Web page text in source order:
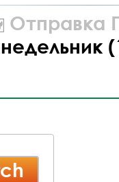
Отправка